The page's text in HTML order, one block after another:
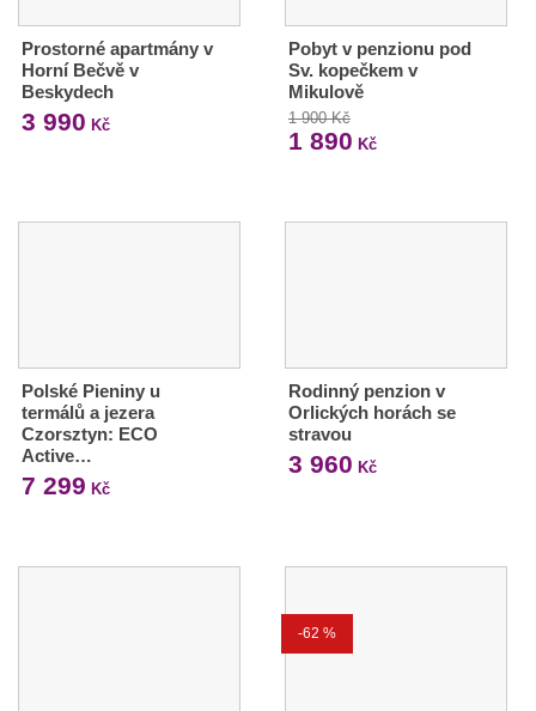
Prostorné apartmány v
Horní Bečvě v
Beskydech
3 990 Kč
Pobyt v penzionu pod
Sv. kopečkem v
Mikulově
1 900 Kč
1 890 Kč
Polské Pieniny u
termálů a jezera
Czorsztyn: ECO
Active…
7 299 Kč
Rodinný penzion v
Orlických horách se
stravou
3 960 Kč
-62 %